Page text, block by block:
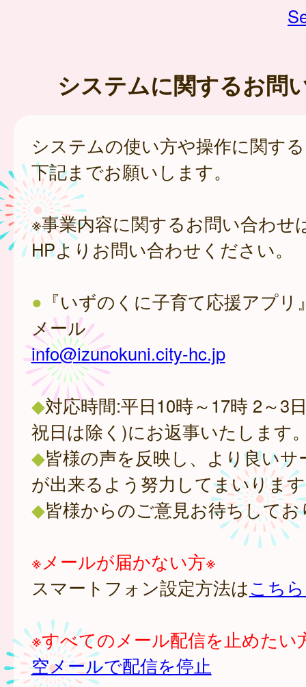
システムに関するお問
システムの使い方や操作に関す
下記までお願いします。
※事業内容に関するお問い合わせ
HPよりお問い合わせください。
● 『いずのくに子育て応援アプ
メール
info@izunokuni.city-hc.jp
◆対応時間:平日10時～17時 2～3
祝日は除く)にお返事いたします
◆皆様の声を反映し、より良いサ
が出来るよう努力してまいりま
◆皆様からのご意見お待ちしてお
※メールが届かない方※
スマートフォン設定方法はこち
※すべてのメール配信を止めたい
空メールで配信を停止